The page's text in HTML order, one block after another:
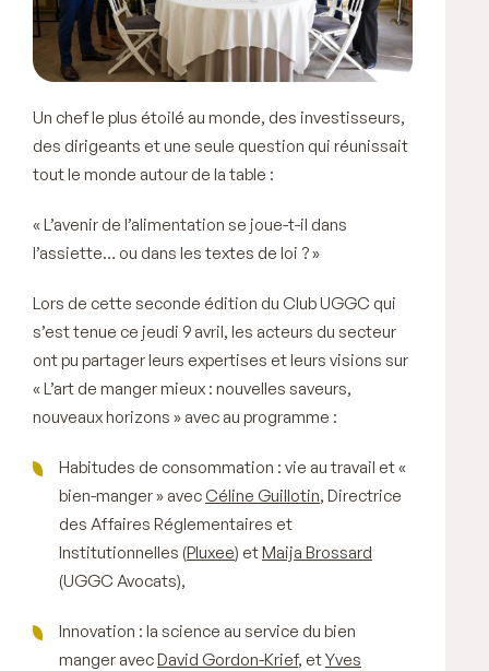
Un chef le plus étoilé au monde, des investisseurs,
des dirigeants et une seule question qui réunissait
tout le monde autour de la table :
« L’avenir de l’alimentation se joue-t-il dans
l’assiette… ou dans les textes de loi ? »
Lors de cette seconde édition du Club UGGC qui
s’est tenue ce jeudi 9 avril, les acteurs du secteur
ont pu partager leurs expertises et leurs visions sur
« L’art de manger mieux : nouvelles saveurs,
nouveaux horizons » avec au programme :
Habitudes de consommation : vie au travail et «
bien-manger » avec Céline Guillotin, Directrice
des Affaires Réglementaires et
Institutionnelles (Pluxee) etMaija Brossard
(UGGC Avocats),
Innovation : la science au service du bien
manger avecDavid Gordon-Krief, etYves